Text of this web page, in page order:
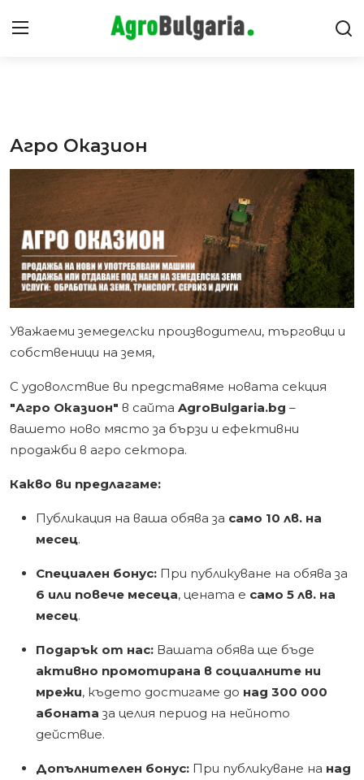
Интервюта
Предавания
Новини
Съвети
Агро Оказион
Уважаеми земеделски производители, търговци и
собственици на земя,
С удоволствие ви представяме новата секция
"Агро Оказион" в сайта AgroBulgaria.bg –
вашето ново място за бързи и ефективни
продажби в агро сектора.
Какво ви предлагаме:
Публикация на ваша обява за само 10 лв. на
месец.
Специален бонус: При публикуване на обява за
6 или повече месеца, цената е само 5 лв. на
месец.
Подарък от нас: Вашата обява ще бъде
активно промотирана в социалните ни
мрежи, където достигаме до над 300 000
абоната за целия период на нейното
действие.
Допълнителен бонус: При публикуване на над